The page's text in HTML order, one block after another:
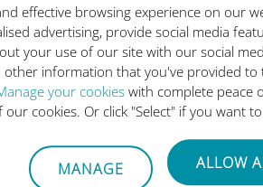
effective browsing experience on our
advertising, provide social media
your use of our site with our social
other information that you've provided
your cookies with complete peace
cookies. Or click "Select" if you want
MANAGE ALLOW
Movistar
seçin ve